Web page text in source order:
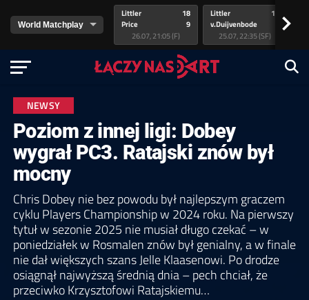
Littler
Price
18
9
26.07, 21:05 (F)
Littler
v.Duijvenbode
17
25.07, 22:35 (SF)
>
NEWSY
Poziom z innej ligi: Dobey
wygrał PC3. Ratajski znów był
mocny
Chris Dobey nie bez powodu był najlepszym graczem
cyklu Players Championship w 2024 roku. Na pierwszy
tytuł w sezonie 2025 nie musiał długo czekać – w
poniedziałek w Rosmalen znów był genialny, a w finale
nie dał większych szans Jelle Klaasenowi. Po drodze
osiągnął najwyższą średnią dnia – pech chciał, że
przeciwko Krzysztofowi Ratajskiemu…